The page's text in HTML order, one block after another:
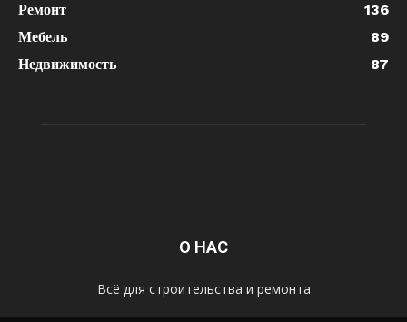
Ремонт
136
Мебель
89
Недвижимость
87
О НАС
Всё для строительства и ремонта